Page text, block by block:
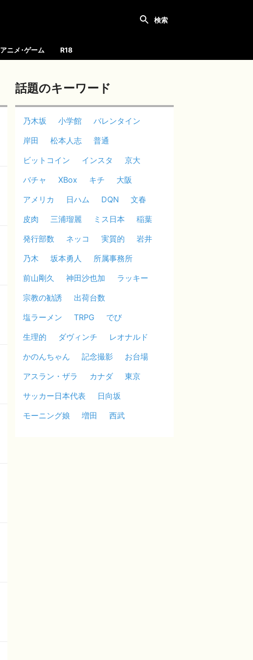
アニメ･ゲーム R18
話題のキーワード
乃木坂 小学館
バレンタイン
岸田
松本人志
普通
ビットコイン
インスタ
京大
バチャ
XBox キチ
大阪
アメリカ
日ハム DQN
文春
皮肉
三浦瑠麗 ミス日本
稲葉
発行部数
ネッコ 実質的
岩井
乃木
坂本勇人
所属事務所
前山剛久
神田沙也加
ラッキー
宗教の勧誘
出荷台数
塩ラーメン
TRPG
でび
生理的
ダヴィンチ
レオナルド
かのんちゃん
記念撮影
お台場
アスラン・ザラ
カナダ
東京
サッカー日本代表
日向坂
モーニング娘
増田 西武